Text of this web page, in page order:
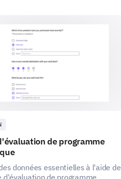
de programme
données essentielles à l'aide de
d'évaluation de programme